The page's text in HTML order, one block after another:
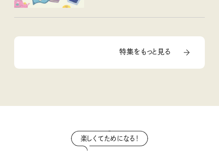
特集をもっと見る
楽しくてためになる！